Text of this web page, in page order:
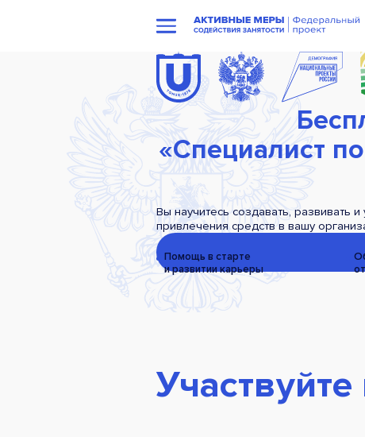
«Специалист
Вы научитесь создавать, развивать
привлечения средств в вашу
Помощь в старте
и развитиикарьеры